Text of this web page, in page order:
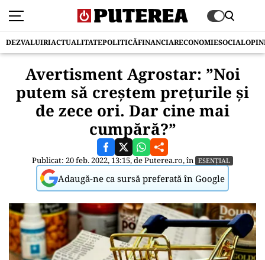
DEZVALUIRIACTUALITATEPOLITICĂFINANCIARECONOMIESOCIAL
Avertisment Agrostar: ”Noi
putem să creștem prețurile și
de zece ori. Dar cine mai
cumpără?”
Publicat: 20 feb. 2022, 13:15, dePuterea.ro, în ESENȚIAL
Adaugă-ne ca sursă preferată în Google